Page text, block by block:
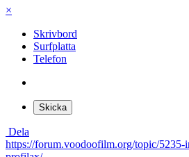
×
Skrivbord
Surfplatta
Telefon
Skicka
Dela
https://forum.voodoofilm.org/topic/5235-